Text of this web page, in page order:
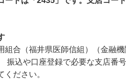
組合（福井県医師信組）（金融
振込や口座登録で必要な支店番
ださい。